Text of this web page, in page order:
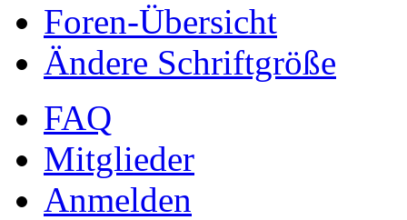
Foren-Übersicht
Ändere Schriftgröße
FAQ
Mitglieder
Anmelden